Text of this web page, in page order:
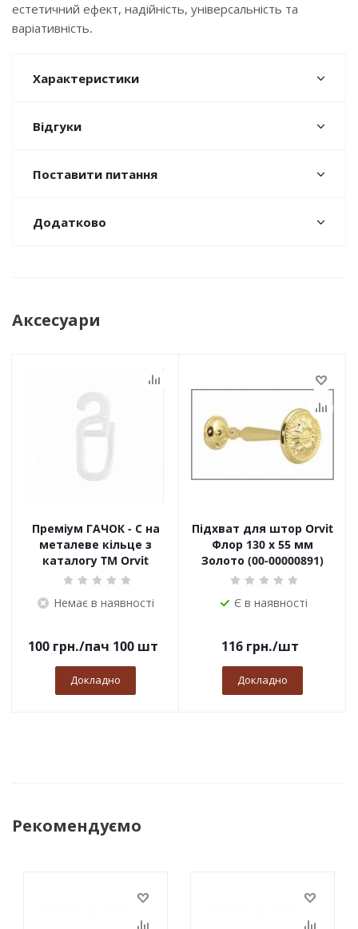
естетичний ефект, надійність, універсальність та
варіативність.
Характеристики
Відгуки
Поставити питання
Додатково
Аксесуари
Преміум ГАЧОК - С на
металеве кільце з
каталогу TM Orvit
Немає в наявності
100грн./пач 100 шт
Докладно
Підхват для штор Orvit
Флор 130 х 55 мм
Золото (00-00000891)
Є в наявності
116грн./шт
Докладно
Рекомендуємо